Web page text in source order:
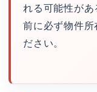
れる可能性が
前に必ず物件所
ださい。